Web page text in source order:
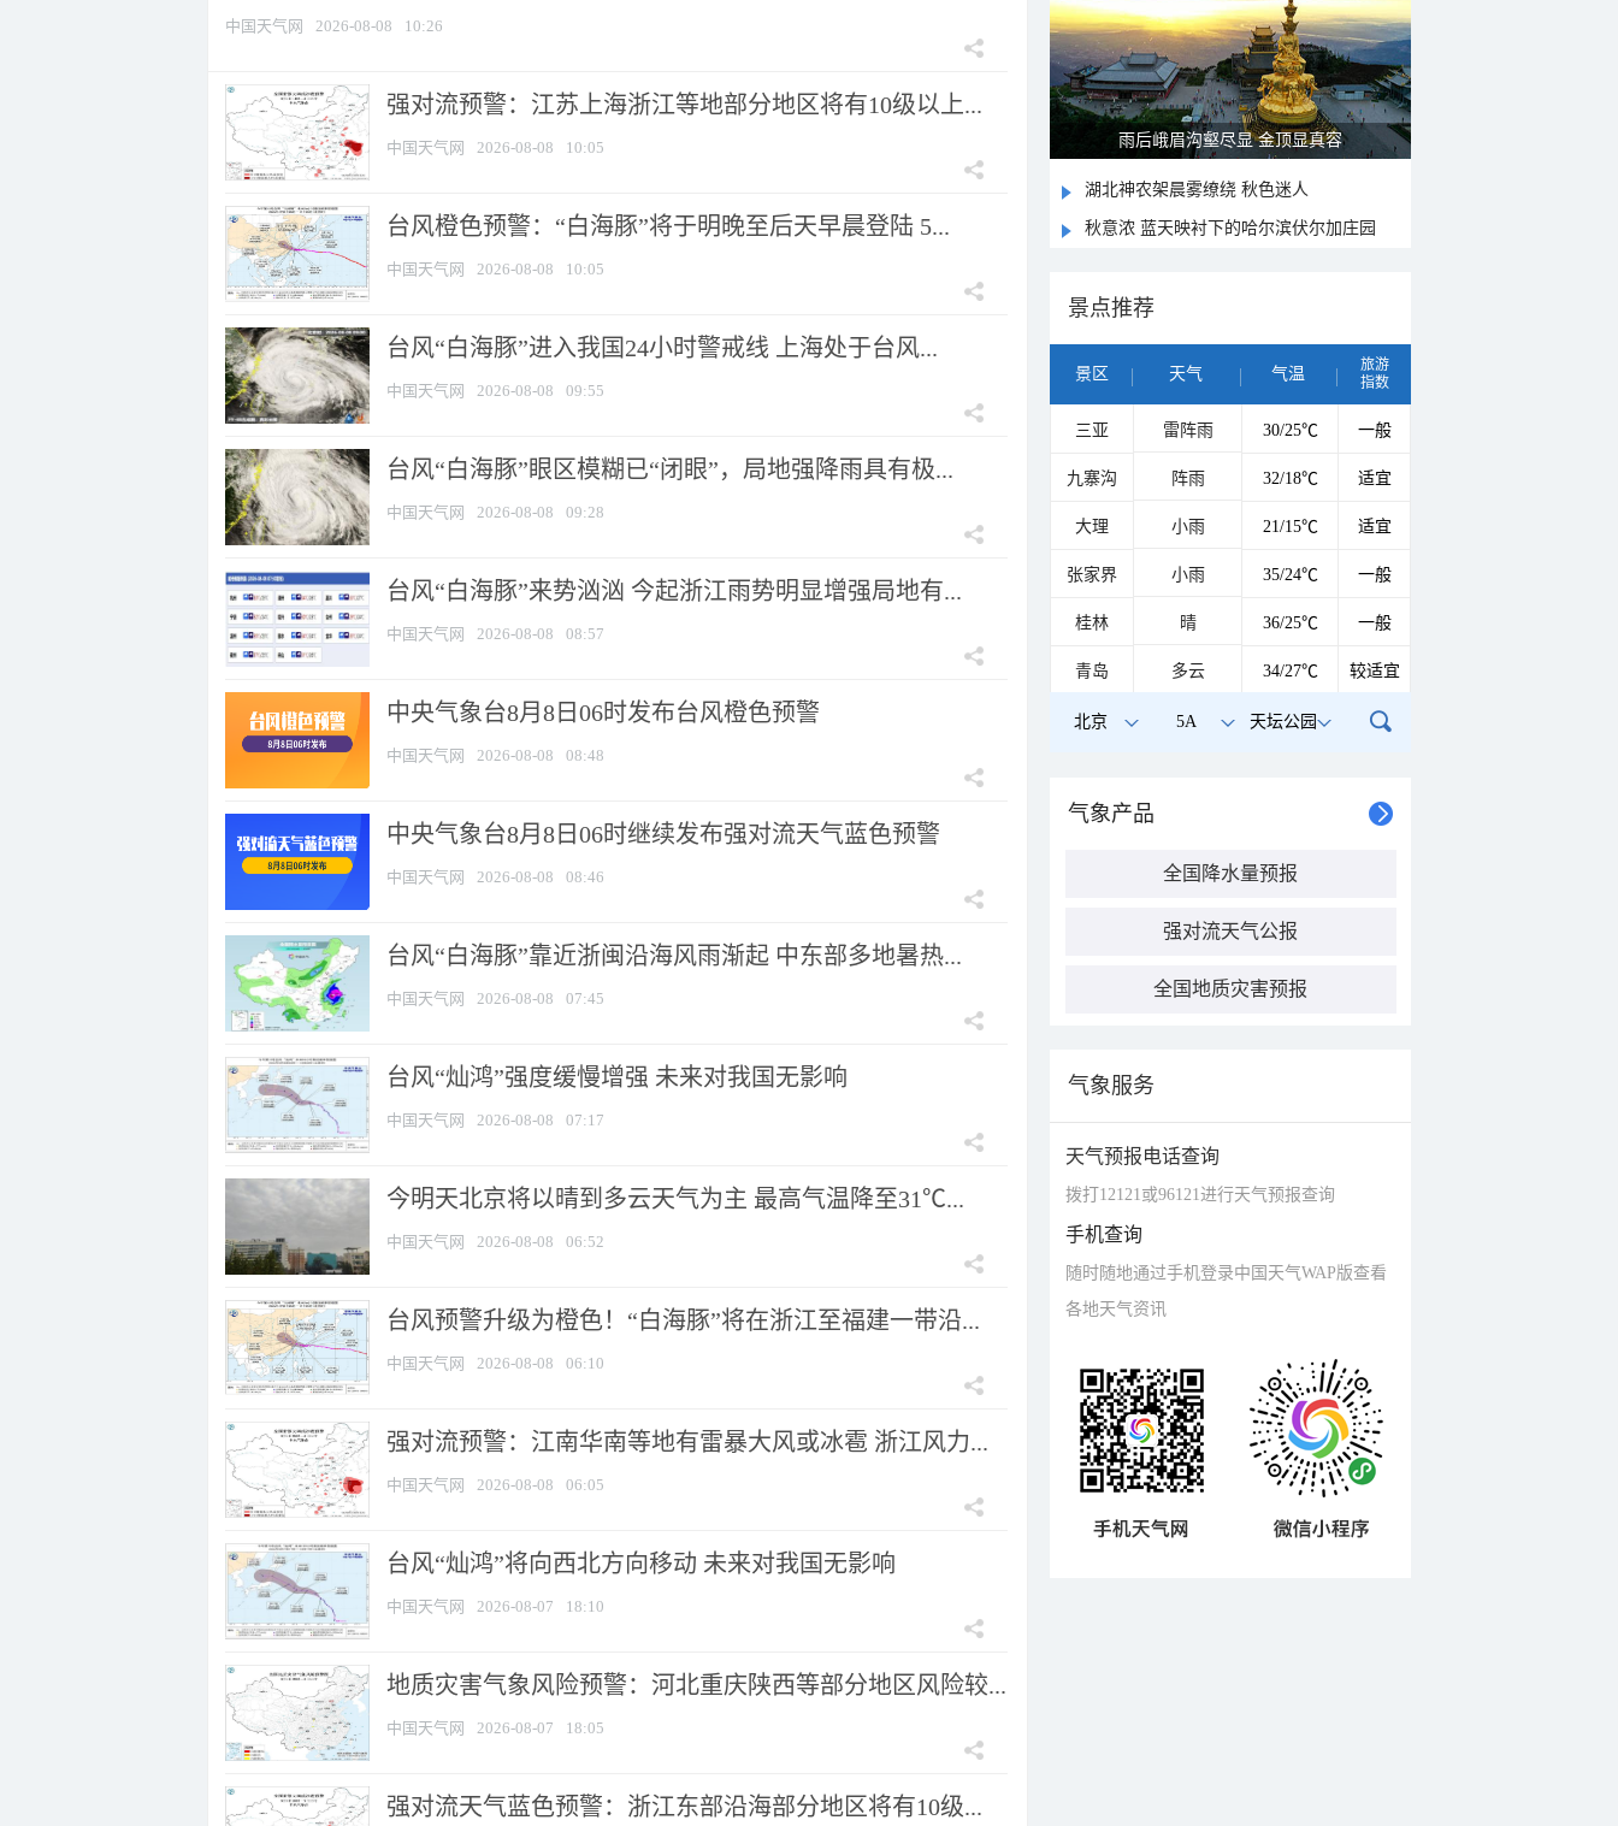
中国天气网 2026-08-08 10:26
强对流预警：江苏上海浙江等地部分地区将有10级以上...
中国天气网 2026-08-08 10:05
台风橙色预警：“白海豚”将于明晚至后天早晨登陆 5...
中国天气网 2026-08-08 10:05
台风“白海豚”进入我国24小时警戒线 上海处于台风...
中国天气网 2026-08-08 09:55
台风“白海豚”眼区模糊已“闭眼”，局地强降雨具有极...
中国天气网 2026-08-08 09:28
台风“白海豚”来势汹汹 今起浙江雨势明显增强局地有...
中国天气网 2026-08-08 08:57
中央气象台8月8日06时发布台风橙色预警
中国天气网 2026-08-08 08:48
中央气象台8月8日06时继续发布强对流天气蓝色预警
中国天气网 2026-08-08 08:46
台风“白海豚”靠近浙闽沿海风雨渐起 中东部多地暑热...
中国天气网 2026-08-08 07:45
台风“灿鸿”强度缓慢增强 未来对我国无影响
中国天气网 2026-08-08 07:17
今明天北京将以晴到多云天气为主 最高气温降至31℃...
中国天气网 2026-08-08 06:52
台风预警升级为橙色！“白海豚”将在浙江至福建一带沿...
中国天气网 2026-08-08 06:10
强对流预警：江南华南等地有雷暴大风或冰雹 浙江风力...
中国天气网 2026-08-08 06:05
台风“灿鸿”将向西北方向移动 未来对我国无影响
中国天气网 2026-08-07 18:10
地质灾害气象风险预警：河北重庆陕西等部分地区风险较...
中国天气网 2026-08-07 18:05
强对流天气蓝色预警：浙江东部沿海部分地区将有10级...
雨后峨眉沟壑尽显 金顶显真容
湖北神农架晨雾缭绕 秋色迷人
秋意浓 蓝天映衬下的哈尔滨伏尔加庄园
景点推荐
景区 天气 气温
旅游
指数
三亚 雷阵雨 30/25℃ 一般
九寨沟 阵雨 32/18℃ 适宜
大理 小雨 21/15℃ 适宜
张家界 小雨 35/24℃ 一般
桂林 晴 36/25℃ 一般
青岛 多云 34/27℃ 较适宜
北京 5A 天坛公园
气象产品
全国降水量预报
强对流天气公报
全国地质灾害预报
气象服务
天气预报电话查询
拨打12121或96121进行天气预报查询
手机查询
随时随地通过手机登录中国天气WAP版查看
各地天气资讯